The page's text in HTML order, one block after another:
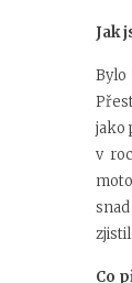
Jak
Bylo
jako
v
Co